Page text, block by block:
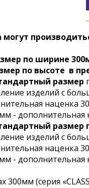
по ширине
по высоте в
размер
изделий с
наценка
- дополнительная
размер
изделий с
наценка
- дополнительная
300мм (серия